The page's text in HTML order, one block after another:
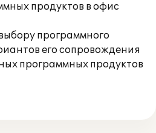
продуктов в офис
программного
его сопровождения
программных продуктов